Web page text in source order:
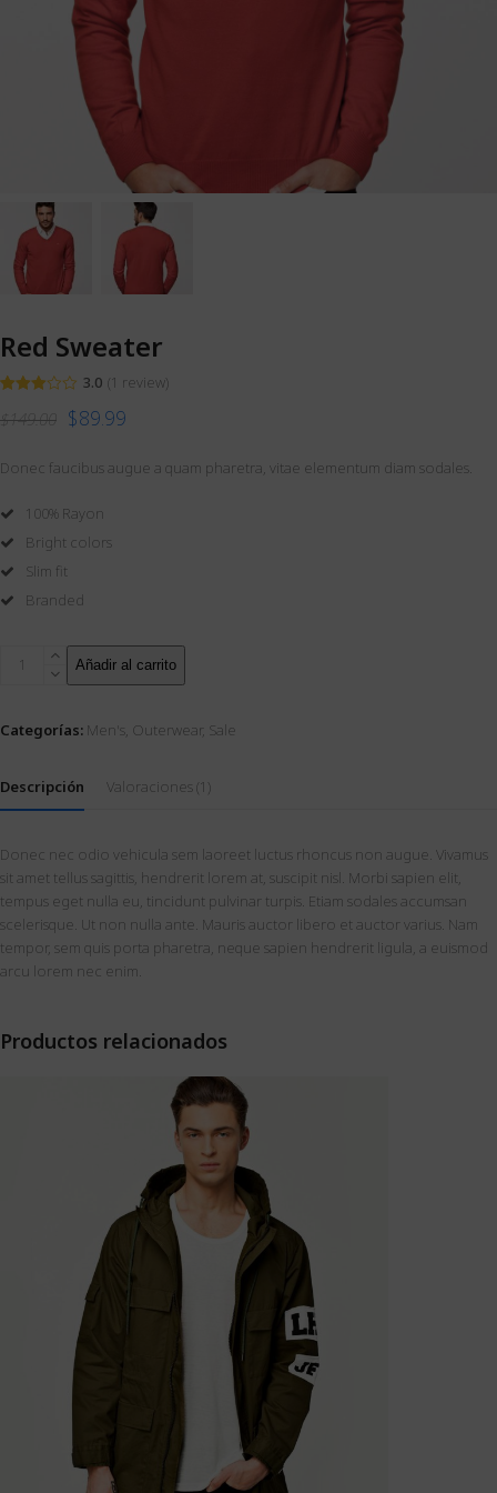
Red Sweater
con
base a
valoración
3.0 (1 review)
$149.00 $89.99
Donec faucibus augue a quam pharetra, vitae elementum diam sodales.
100% Rayon
Bright colors
Slim fit
Branded
Red
Sweater
Añadir al carrito
Categorías: Men's, Outerwear, Sale
Descripción Valoraciones (1)
Donec nec odio vehicula sem laoreet luctus rhoncus non augue. Vivamus
sit amet tellus sagittis, hendrerit lorem at, suscipit nisl. Morbi sapien elit,
tempus eget nulla eu, tincidunt pulvinar turpis. Etiam sodales accumsan
scelerisque. Ut non nulla ante. Mauris auctor libero et auctor varius. Nam
tempor, sem quis porta pharetra, neque sapien hendrerit ligula, a euismod
arcu lorem nec enim.
Productos relacionados